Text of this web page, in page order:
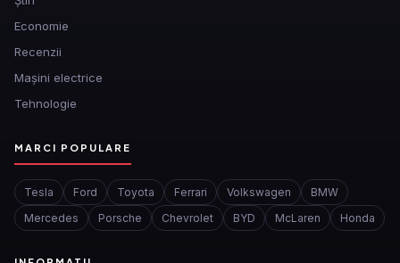
Economie
Recenzii
Mașini electrice
Tehnologie
MARCI POPULARE
Tesla Ford Toyota Ferrari Volkswagen
BMW
Mercedes
Porsche Chevrolet BYD McLaren Honda